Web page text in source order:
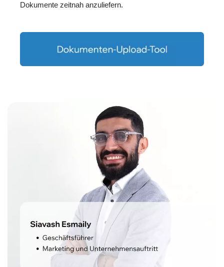
Dokumente zeitnah anzuliefern.